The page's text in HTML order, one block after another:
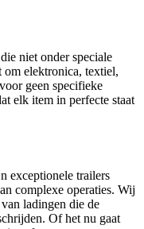
niet onder speciale
om elektronica, textiel,
geen specifieke
elk item in perfecte staat
exceptionele trailers
complexe operaties. Wij
ladingen die de
Of het nu gaat